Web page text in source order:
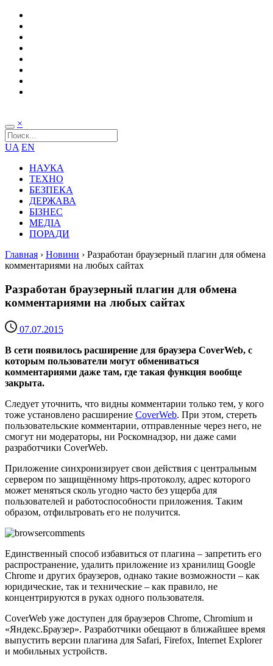
×
UA EN
НАУКА
ТЕХНО
БЕЗПЕКА
ДЕРЖАВА
БІЗНЕС
МЕДІА
ПОРАДИ
Главная › Новини › Разработан браузерный плагин для обмена
комментариями на любых сайтах
Разработан браузерный плагин для обмена
комментариями на любых сайтах
07.07.2015
В сети появилось расширение для браузера CoverWeb, с
которым пользователи могут обмениваться
комментариями даже там, где такая функция вообще
закрыта.
Следует уточнить, что видны комментарии только тем, у кого
тоже установлено расширение CoverWeb. При этом, стереть
пользовательские комментарии, отправленные через него, не
смогут ни модераторы, ни Роскомнадзор, ни даже сами
разработчики CoverWeb.
Приложение синхронизирует свои действия с центральным
сервером по защищённому https-протоколу, адрес которого
может меняться сколь угодно часто без ущерба для
пользователей и работоспособности приложения. Таким
образом, отфильтровать его не получится.
Единственный способ избавиться от плагина – запретить его
распространение, удалить приложение из хранилищ Google
Chrome и других браузеров, однако такие возможности – как
юридические, так и технические – как правило, не
концентрируются в руках одного пользователя.
CoverWeb уже доступен для браузеров Chrome, Chromium и
«Яндекс.Браузер». Разработчики обещают в ближайшее время
выпустить версии плагина для Safari, Firefox, Internet Explorer
и мобильных устройств.